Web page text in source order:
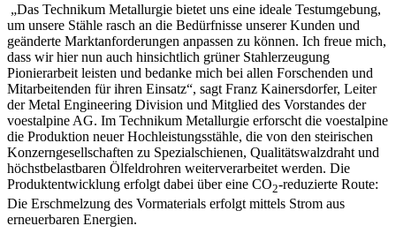
„Das Technikum Metallurgie bietet uns eine ideale Testumgebung,
um unsere Stähle rasch an die Bedürfnisse unserer Kunden und
geänderte Marktanforderungen anpassen zu können. Ich freue mich,
dass wir hier nun auch hinsichtlich grüner Stahlerzeugung
Pionierarbeit leisten und bedanke mich bei allen Forschenden und
Mitarbeitenden für ihren Einsatz“, sagt Franz Kainersdorfer, Leiter
der Metal Engineering Division und Mitglied des Vorstandes der
voestalpine AG. Im Technikum Metallurgie erforscht die voestalpine
die Produktion neuer Hochleistungsstähle, die von den steirischen
Konzerngesellschaften zu Spezialschienen, Qualitätswalzdraht und
höchstbelastbaren Ölfeldrohren weiterverarbeitet werden. Die
Produktentwicklung erfolgt dabei über eine CO2-reduzierte Route:
Die Erschmelzung des Vormaterials erfolgt mittels Strom aus
erneuerbaren Energien.